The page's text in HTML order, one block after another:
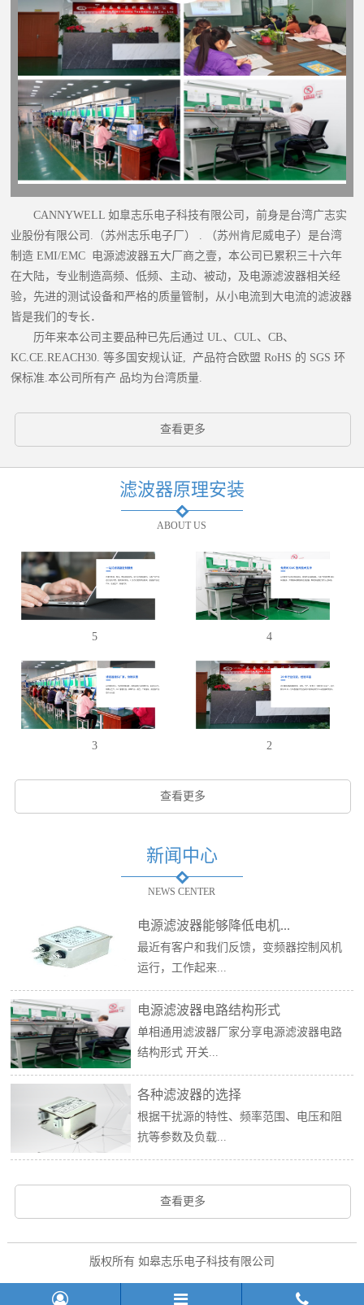
CANNYWELL 如臯志乐电子科技有限公司，前身是台湾广志实
业股份有限公司.（苏州志乐电子厂） . （苏州肯尼威电子）是台湾
制造 EMI/EMC 电源滤波器五大厂商之壹，本公司已累积三十六年
在大陆，专业制造高频、低频、主动、被动，及电源滤波器相关经
验，先进的测试设备和严格的质量管制，从小电流到大电流的滤波器
皆是我们的专长．
历年来本公司主要品种已先后通过 UL、CUL、CB、
KC.CE.REACH30. 等多国安规认证, 产品符合欧盟 RoHS 的 SGS 环
保标准.本公司所有产 品均为台湾质量.
查看更多
滤波器原理安装
ABOUT US
5 4
3 2
查看更多
新闻中心
NEWS CENTER
电源滤波器能够降低电机...
最近有客户和我们反馈，变频器控制风机
运行，工作起来...
电源滤波器电路结构形式
单相通用滤波器厂家分享电源滤波器电路
结构形式 开关...
各种滤波器的选择
根据干扰源的特性、频率范围、电压和阻
抗等参数及负载...
查看更多
版权所有 如皋志乐电子科技有限公司